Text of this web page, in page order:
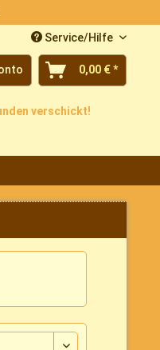
Service/Hilfe
0,00 € *
verschickt!